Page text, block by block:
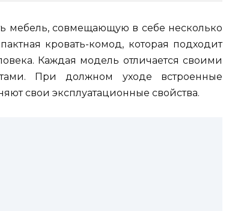
мебель, совмещающую в себе несколько
кровать-комод, которая подходит
Каждая модель отличается своими
При должном уходе встроенные
свои эксплуатационные свойства.